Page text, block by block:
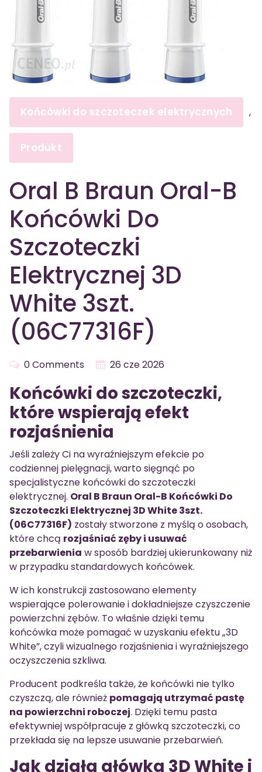
Końcówki do szczoteczek elektrycznych ,
Produkt
Oral B Braun Oral-B
Końcówki Do
Szczoteczki
Elektrycznej 3D
White 3szt.
(06C77316F)
0 Comments 26 cze 2026
Końcówki do szczoteczki,
które wspierają efekt
rozjaśnienia
Jeśli zależy Ci na wyraźniejszym efekcie po
codziennej pielęgnacji, warto sięgnąć po
specjalistyczne końcówki do szczoteczki
elektrycznej. Oral B Braun Oral-B Końcówki Do
Szczoteczki Elektrycznej 3D White 3szt.
(06C77316F) zostały stworzone z myślą o osobach,
które chcą rozjaśniać zęby i usuwać
przebarwienia w sposób bardziej ukierunkowany niż
w przypadku standardowych końcówek.
W ich konstrukcji zastosowano elementy
wspierające polerowanie i dokładniejsze czyszczenie
powierzchni zębów. To właśnie dzięki temu
końcówka może pomagać w uzyskaniu efektu „3D
White”, czyli wizualnego rozjaśnienia i wyraźniejszego
oczyszczenia szkliwa.
Producent podkreśla także, że końcówki nie tylko
czyszczą, ale również pomagają utrzymać pastę
na powierzchni roboczej. Dzięki temu pasta
efektywniej współpracuje z główką szczoteczki, co
przekłada się na lepsze usuwanie przebarwień.
Jak działa główka 3D White i